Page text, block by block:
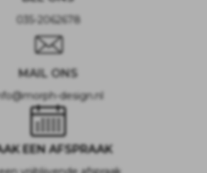
035-2062678
MAIL ONS
design.nl
EEN AFSPRAAK